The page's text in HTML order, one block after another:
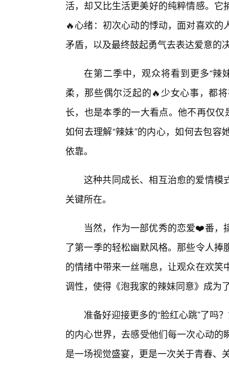
活，却又比生活更美好的纯粹情感。
🔥心绪：初次心动的悸动，面对喜欢
矛盾，以及最终鼓起勇气去表达爱意的
在第二季中，观众将看到更多“辣
柔，那些偶尔泛起的🔥少女心事，都
长，也是本季的一大看点。他不再仅
如何去理解“辣妹”的内心，如何去包
依靠。
这种共同成长、相互治愈的爱情模
关键所在。
当然，作为一部优秀的恋爱❤️番，
了第一季的轻松幽默风格。那些令人
的情绪中带来一丝喘息，让观众在欢
调性，使得《泡我家的辣妹同意》成为
准备好迎接更多的“脸红心跳”了吗
的内心世界，去感受他们每一次心动
是一场视觉盛宴，更是一次关于青春、